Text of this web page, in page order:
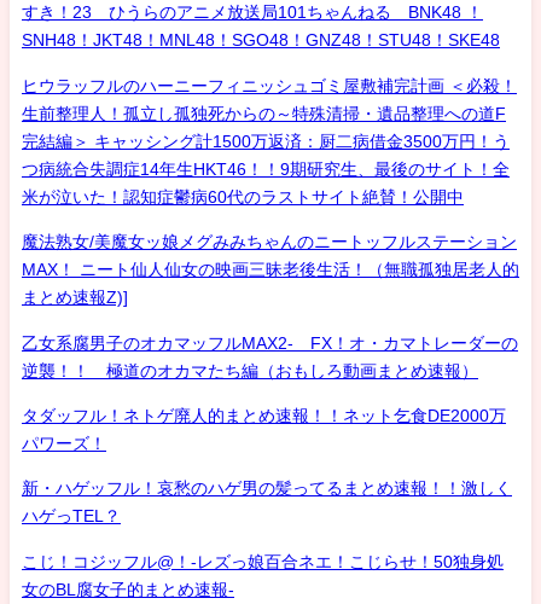
すき！23 ひうらのアニメ放送局101ちゃんねる BNK48 ！
SNH48！JKT48！MNL48！SGO48！GNZ48！STU48！SKE48
ヒウラッフルのハーニーフィニッシュゴミ屋敷補完計画 ＜必殺！
生前整理人！孤立し孤独死からの～特殊清掃・遺品整理への道F
完結編＞ キャッシング計1500万返済：厨二病借金3500万円！う
つ病統合失調症14年生HKT46！！9期研究生、最後のサイト！全
米が泣いた！認知症鬱病60代のラストサイト絶賛！公開中
魔法熟女/美魔女ッ娘メグみみちゃんのニートッフルステーション
MAX！ ニート仙人仙女の映画三昧老後生活！（無職孤独居老人的
まとめ速報Z)]
乙女系腐男子のオカマッフルMAX2- FX！オ・カマトレーダーの
逆襲！！ 極道のオカマたち編（おもしろ動画まとめ速報）
タダッフル！ネトゲ廃人的まとめ速報！！ネット乞食DE2000万
パワーズ！
新・ハゲッフル！哀愁のハゲ男の髪ってるまとめ速報！！激しく
ハゲっTEL？
こじ！コジッフル@！-レズっ娘百合ネエ！こじらせ！50独身処
女のBL腐女子的まとめ速報-